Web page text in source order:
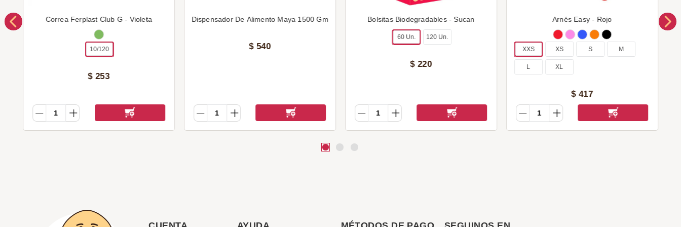
Correa Ferplast Club G - Violeta
10/120
$ 253
Dispensador De Alimento Maya 1500 Gm
$ 540
Bolsitas Biodegradables - Sucan
60 Un. 120 Un.
$ 220
Arnés Easy - Rojo
XXS XS S M
L XL
$ 417